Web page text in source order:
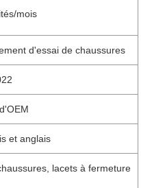
mois
d'essai de chaussures
et anglais
lacets à fermeture